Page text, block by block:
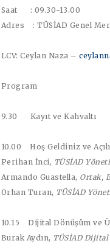
Saat : 09.30-13.00
Adres : TÜSİAD Genel
LCV: Ceylan Naza –
Program
9.30 Kayıt ve Kahvaltı
10.00 Hoş Geldiniz ve
Perihan İnci, TÜSİAD
Armando Guastella, Ortak,
Orhan Turan, TÜSİAD
10.15 Dijital Dönüşüm ve
Burak Aydın, TÜSİAD